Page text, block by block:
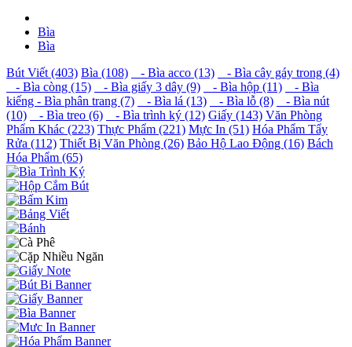
Bìa
Bìa
Bút Viết (403) Bìa (108) - Bìa acco (13)
- Bìa cây gáy trong (4)
- Bìa còng (15)
- Bìa giấy 3 dây (9) - Bìa hộp (11)
- Bìa
kiếng - Bìa phân trang (7)
- Bìa lá (13) - Bìa lỗ (8)
- Bìa nút
(10)
- Bìa treo (6) - Bìa trình ký (12) Giấy (143) Văn Phòng
Phẩm Khác (223) Thực Phẩm (221) Mực In (51) Hóa Phẩm Tẩy
Rửa (112) Thiết Bị Văn Phòng (26) Bảo Hộ Lao Động (16) Bách
Hóa Phẩm (65)